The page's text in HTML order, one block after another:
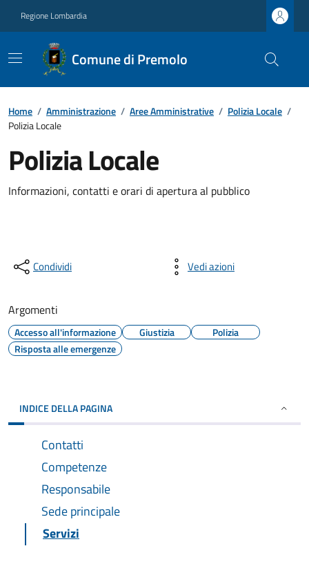
Regione Lombardia
Comune di Premolo
Home / Amministrazione / Aree Amministrative / Polizia Locale /
Polizia Locale
Polizia Locale
Informazioni, contatti e orari di apertura al pubblico
Condividi Vedi azioni
Argomenti
Accesso all'informazione Giustizia
Polizia
Risposta alle emergenze
INDICE DELLA PAGINA
Contatti
Competenze
Responsabile
Sede principale
Servizi